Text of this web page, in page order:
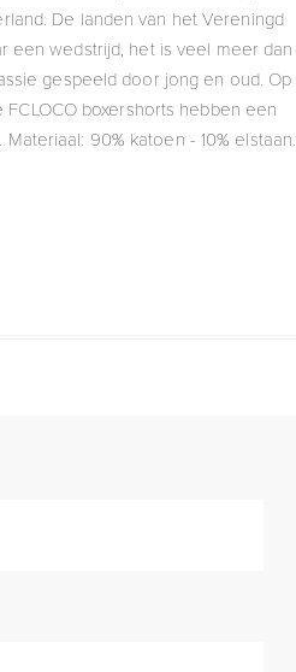
De landen van het Vereningd
een wedstrijd, het is veel meer dan
gespeeld door jong en oud. Op
boxershorts hebben een
90% katoen - 10% elstaan.